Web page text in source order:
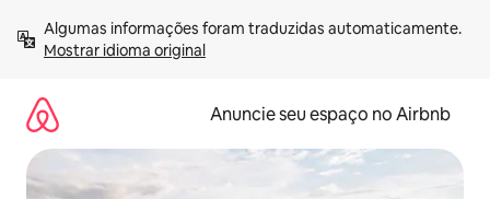
para
Mostrar idioma original
Anuncie seu espaço no Airbnb